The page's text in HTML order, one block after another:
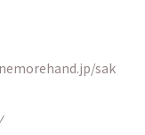
sak